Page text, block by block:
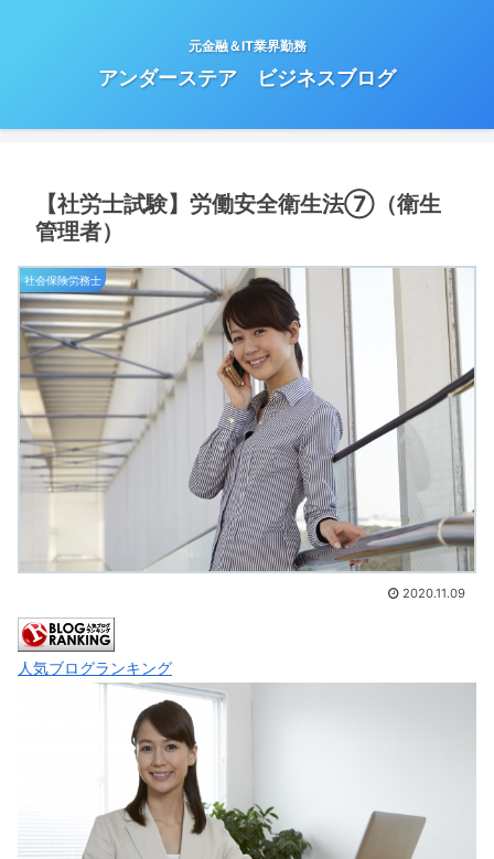
元金融＆IT業界勤務
アンダーステア ビジネスブログ
【社労士試験】労働安全衛生法⑦（衛生
管理者）
社会保険労務士
2020.11.09
人気ブログランキング